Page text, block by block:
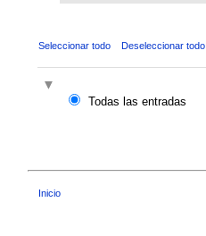
Seleccionar todo Deseleccionar todo
Todas las entradas
Inicio